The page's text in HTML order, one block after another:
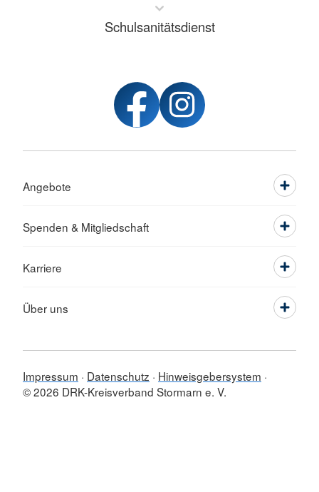
Schulsanitätsdienst
Angebote
Spenden & Mitgliedschaft
Karriere
Über uns
Impressum Datenschutz
Hinweisgebersystem
© 2026 DRK-Kreisverband Stormarn e. V.